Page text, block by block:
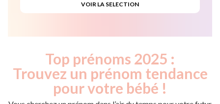
Top prénoms 2025 :
Trouvez un prénom tendance
pour votre bébé !